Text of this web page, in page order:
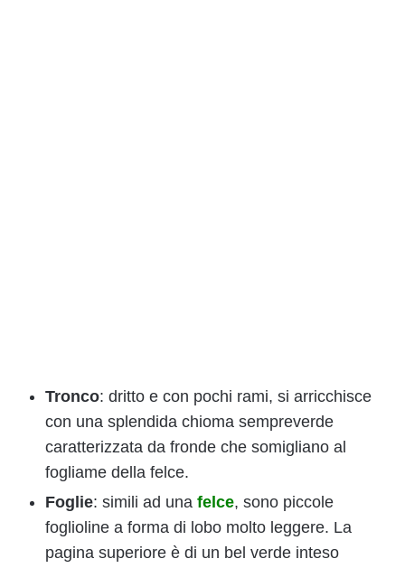
Tronco: dritto e con pochi rami, si arricchisce
con una splendida chioma sempreverde
caratterizzata da fronde che somigliano al
fogliame della felce.
Foglie: simili ad una felce, sono piccole
foglioline a forma di lobo molto leggere. La
pagina superiore è di un bel verde inteso